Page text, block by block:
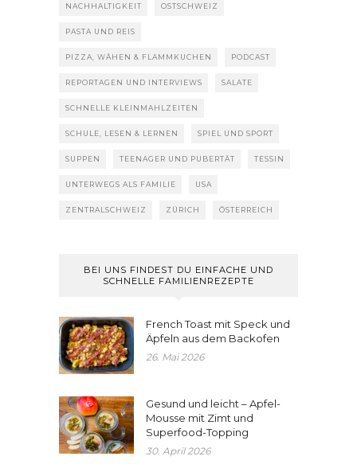
NACHHALTIGKEIT OSTSCHWEIZ
PASTA UND REIS
PIZZA, WÄHEN & FLAMMKUCHEN PODCAST
REPORTAGEN UND INTERVIEWS SALATE
SCHNELLE KLEINMAHLZEITEN
SCHULE, LESEN & LERNEN SPIEL UND SPORT
SUPPEN TEENAGER UND PUBERTÄT TESSIN
UNTERWEGS ALS FAMILIE USA
ZENTRALSCHWEIZ ZÜRICH ÖSTERREICH
BEI UNS FINDEST DU EINFACHE UND
SCHNELLE FAMILIENREZEPTE
French Toast mit Speck und
Äpfeln aus dem Backofen
26. Mai 2026
Gesund und leicht – Apfel-
Mousse mit Zimt und
Superfood-Topping
30. April 2026